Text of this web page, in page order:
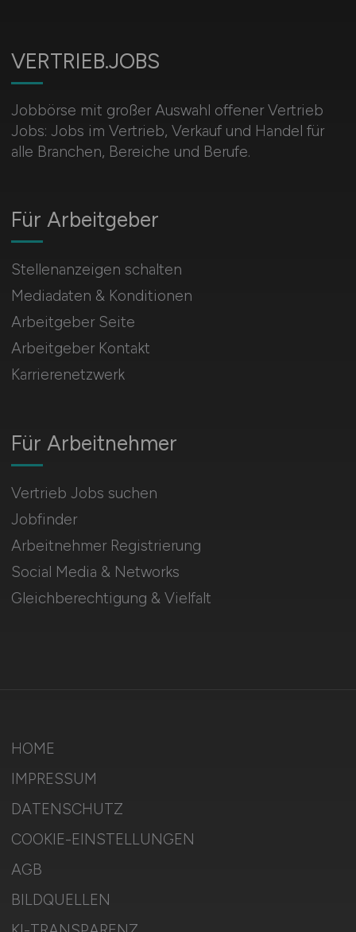
VERTRIEB.JOBS
Jobbörse mit großer Auswahl offener Vertrieb
Jobs: Jobs im Vertrieb, Verkauf und Handel für
alle Branchen, Bereiche und Berufe.
Für Arbeitnehmer
Vertrieb Jobs suchen
Jobfinder
Arbeitnehmer Registrierung
Social Media & Networks
Gleichberechtigung & Vielfalt
Für Arbeitgeber
Stellenanzeigen schalten
Mediadaten & Konditionen
Arbeitgeber Seite
Arbeitgeber Kontakt
Karrierenetzwerk
HOME
IMPRESSUM
DATENSCHUTZ
COOKIE-EINSTELLUNGEN
AGB
BILDQUELLEN